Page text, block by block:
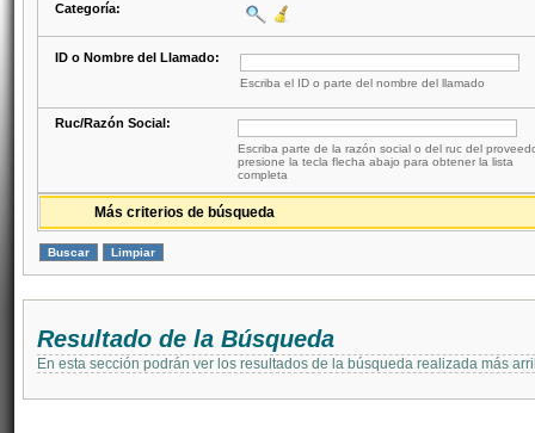
Categoría:
ID o Nombre del Llamado:
Escriba el ID o parte del nombre del llamado
Ruc/Razón Social:
Escriba parte de la razón social o del ruc del
presione la tecla flecha abajo para obtener la lista
completa
Más criterios de búsqueda
Resultado de la Búsqueda
En esta sección podrán ver los resultados de la búsqueda realizada más